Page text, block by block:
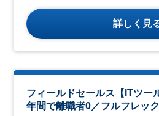
詳しく見
フィールドセールス【ITツー
年間で離職者0／フルフレッ